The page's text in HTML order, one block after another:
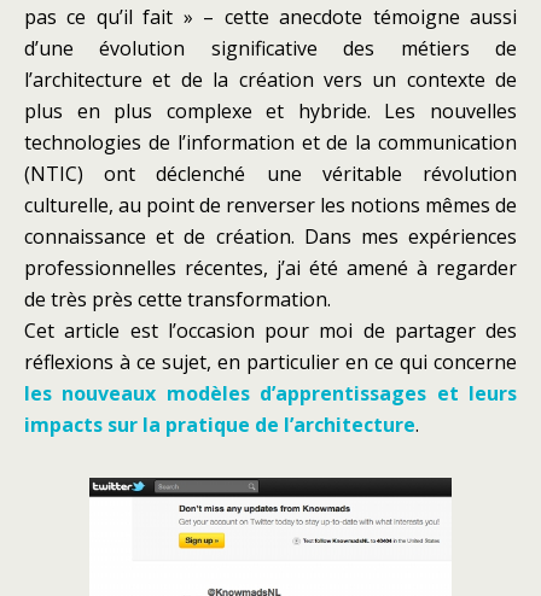
pas ce qu’il fait » – cette anecdote témoigne aussi
d’une évolution significative des métiers de
l’architecture et de la création vers un contexte de
plus en plus complexe et hybride. Les nouvelles
technologies de l’information et de la communication
(NTIC) ont déclenché une véritable révolution
culturelle, au point de renverser les notions mêmes de
connaissance et de création. Dans mes expériences
professionnelles récentes, j’ai été amené à regarder
de très près cette transformation.
Cet article est l’occasion pour moi de partager des
réflexions à ce sujet, en particulier en ce qui concerne
les nouveaux modèles d’apprentissages et leurs
impacts sur la pratique de l’architecture.